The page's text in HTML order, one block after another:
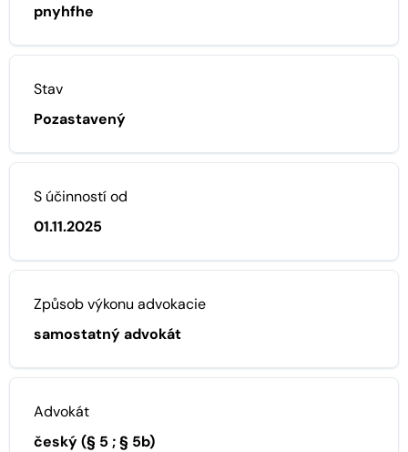
pnyhfhe
Stav
Pozastavený
S účinností od
01.11.2025
Způsob výkonu advokacie
samostatný advokát
Advokát
český (§ 5 ; § 5b)